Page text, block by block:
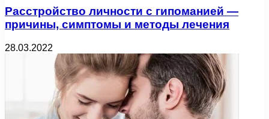
Расстройство личности с гипоманией —
причины, симптомы и методы лечения
28.03.2022